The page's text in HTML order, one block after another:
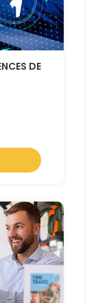
DE